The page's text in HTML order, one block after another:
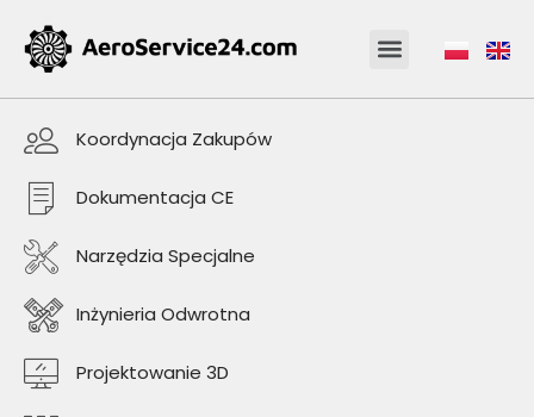
Koordynacja Zakupów
Dokumentacja CE
Narzędzia Specjalne
Inżynieria Odwrotna
Projektowanie 3D